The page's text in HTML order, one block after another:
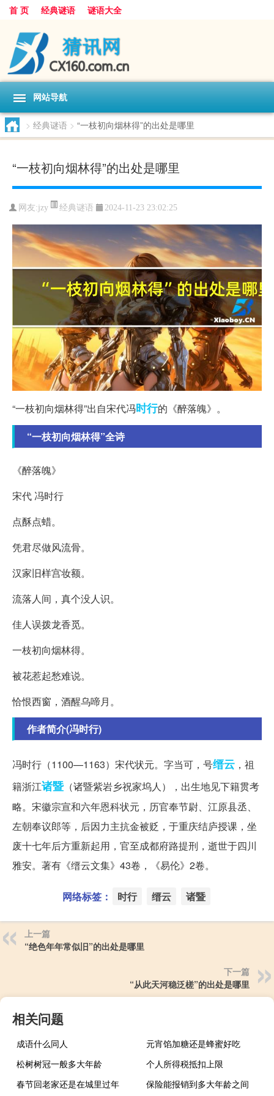
首 页 经典谜语 谜语大全
网站导航
> 经典谜语 > “一枝初向烟林得”的出处是哪里
“一枝初向烟林得”的出处是哪里
网友:jzy 经典谜语 2024-11-23 23:02:25
“一枝初向烟林得”出自宋代冯时行的《醉落魄》。
“一枝初向烟林得”全诗
《醉落魄》
宋代 冯时行
点酥点蜡。
凭君尽做风流骨。
汉家旧样宫妆额。
流落人间，真个没人识。
佳人误拨龙香觅。
一枝初向烟林得。
被花惹起愁难说。
恰恨西窗，酒醒乌啼月。
作者简介(冯时行)
冯时行（1100—1163）宋代状元。字当可，号缙云 ，祖
籍浙江诸暨（诸暨紫岩乡祝家坞人），出生地见下籍贯考
略。宋徽宗宣和六年恩科状元，历官奉节尉、江原县丞、
左朝奉议郎等，后因力主抗金被贬，于重庆结庐授课，坐
废十七年后方重新起用，官至成都府路提刑，逝世于四川
雅安。著有《缙云文集》43卷，《易伦》2卷。
网络标签： 时行 缙云 诸暨
上一篇
“绝色年年常似旧”的出处是哪里
下一篇
“从此天河稳泛槎”的出处是哪里
相关问题
成语什么同人
元宵馅加糖还是蜂蜜好吃
松树树冠一般多大年龄
个人所得税抵扣上限
春节回老家还是在城里过年
保险能报销到多大年龄之间